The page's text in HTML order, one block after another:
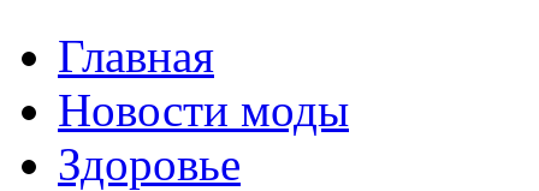
Главная
Новости моды
Здоровье